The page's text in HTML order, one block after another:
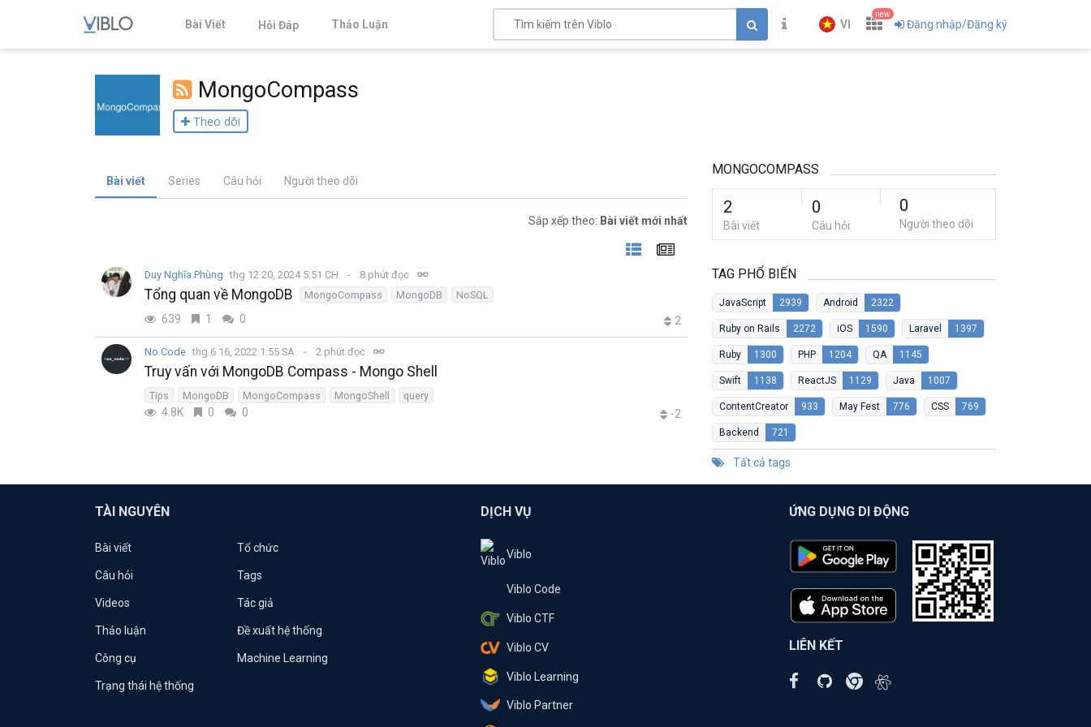
Bài Viết Hỏi Đáp Thảo Luận VI
new
Đăng nhập/Đăng ký
MongoCompass
Theo dõi
Bài viết Series Câu hỏi Người theo dõi
Sắp xếp theo: Bài viết mới nhất
Duy Nghĩa Phùng thg 12 20, 2024 5:51 CH 8 phút đọc
Tổng quan về MongoDB MongoCompass MongoDB NoSQL
639 1 0 2
No Code thg 6 16, 2022 1:55 SA 2 phút đọc
Truy vấn với MongoDB Compass - Mongo Shell
Tips MongoDB MongoCompass MongoShell query
4.8K 0 0 -2
MONGOCOMPASS
2
Bài viết
0
Câu hỏi
0
Người theo dõi
TAG PHỔ BIẾN
JavaScript 2939 Android 2322
Ruby on Rails 2272 iOS 1590 Laravel 1397
Ruby 1300 PHP 1204 QA 1145
Swift 1138 ReactJS 1129 Java 1007
ContentCreator 933 May Fest 776 CSS 769
Backend 721
Tất cả tags
TÀI NGUYÊN
Bài viết Tổ chức
Câu hỏi Tags
Videos Tác giả
Thảo luận Đề xuất hệ thống
Công cụ Machine Learning
Trạng thái hệ thống
DỊCH VỤ
Viblo
Viblo Code
Viblo CTF
Viblo CV
Viblo Learning
Viblo Partner
ỨNG DỤNG DI ĐỘNG
LIÊN KẾT